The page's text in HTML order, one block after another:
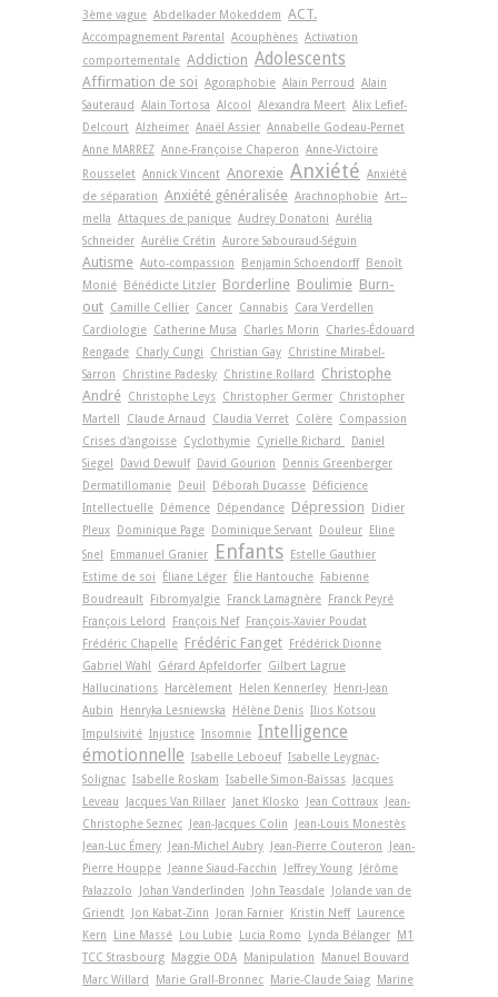
3ème vague Abdelkader Mokeddem ACT.
Accompagnement Parental Acouphènes Activation
comportementale Addiction Adolescents
Affirmation de soi Agoraphobie Alain Perroud Alain
Sauteraud Alain Tortosa Alcool Alexandra Meert Alix Lefief-
Delcourt Alzheimer Anaël Assier Annabelle Godeau-Pernet
Anne MARREZ Anne-Françoise Chaperon Anne-Victoire
Rousselet Annick Vincent Anorexie Anxiété Anxiété
de séparation Anxiété généralisée Arachnophobie Art-­
mella Attaques de panique Audrey Donatoni Aurélia
Schneider Aurélie Crétin Aurore Sabouraud-Séguin
Autisme Auto-compassion Benjamin Schoendorff Benoît
Monié Bénédicte Litzler Borderline Boulimie Burn-
out Camille Cellier Cancer Cannabis Cara Verdellen
Cardiologie Catherine Musa Charles Morin
Charles-Édouard
Rengade Charly Cungi Christian Gay Christine Mirabel-
Sarron
Christine Padesky Christine Rollard
Christophe
André Christophe Leys Christopher Germer Christopher
Martell
Claude Arnaud Claudia Verret Colère Compassion
Crises d'angoisse Cyclothymie Cyrielle Richard
Daniel
Siegel
David Dewulf David Gourion
Dennis Greenberger
Dermatillomanie Deuil Déborah Ducasse Déficience
Intellectuelle Démence Dépendance Dépression
Didier
Pleux Dominique Page Dominique Servant Douleur Eline
Snel
Emmanuel Granier Enfants Estelle Gauthier
Estime de soi
Éliane Léger Élie Hantouche Fabienne
Boudreault Fibromyalgie Franck Lamagnère Franck Peyré
François Lelord
François Nef François-Xavier Poudat
Frédéric Chapelle Frédéric Fanget Frédérick Dionne
Gabriel Wahl
Gérard Apfeldorfer Gilbert Lagrue
Hallucinations Harcèlement Helen Kennerley Henri-Jean
Aubin
Henryka Lesniewska Hélène Denis Ilios Kotsou
Impulsivité Injustice Insomnie Intelligence
émotionnelle Isabelle Leboeuf Isabelle Leygnac-
Solignac Isabelle Roskam Isabelle Simon-Baïssas Jacques
Leveau
Jacques Van Rillaer Janet Klosko Jean Cottraux Jean-
Christophe Seznec Jean-Jacques Colin
Jean-Louis Monestès
Jean-Luc Émery Jean-Michel Aubry Jean-Pierre Couteron
Jean-
Pierre Houppe Jeanne Siaud-Facchin Jeffrey Young Jérôme
Palazzolo
Johan Vanderlinden John Teasdale Jolande van de
Griendt Jon Kabat-Zinn Joran Farnier Kristin Neff Laurence
Kern
Line Massé Lou Lubie Lucia Romo Lynda Bélanger M1
TCC Strasbourg Maggie ODA Manipulation
Manuel Bouvard
Marc Willard
Marie Grall-Bronnec Marie-Claude Saiag Marine